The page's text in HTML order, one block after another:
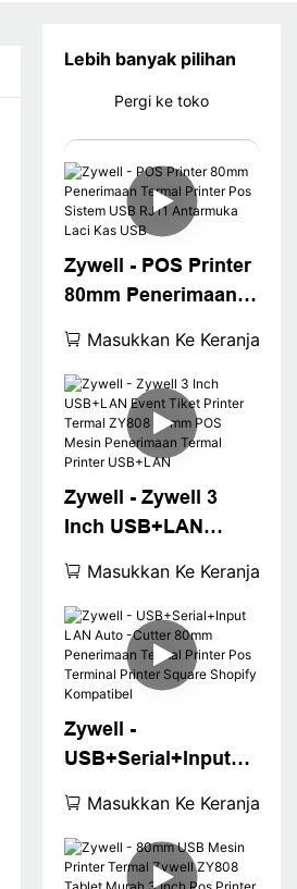
Lebih banyak pilihan
Pergi ke toko
Zywell - POS Printer
80mm Penerimaan
Sistem USB RJ11
Antarmuka Laci Kas
USB
Masukkan Ke Keranjang
Zywell - Zywell 3
Inch USB+LAN
Termal ZY808 80mm
POS Mesin
Penerimaan Termal
Printer USB+LAN
Masukkan Ke Keranjang
Zywell -
USB+Serial+Input
80mm Penerimaan
Termal Printer Pos
Terminal Printer
Masukkan Ke Keranjang